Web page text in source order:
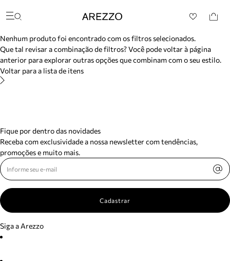
Buscar produtos
categorias sugeridas
Bota
Papete
Scarpin
Mocassim
Mule
Rasteira
Precisa de ajuda?
Meus pedidos
Arezzo
Nenhum produto foi encontrado com os filtros selecionados.
Que tal revisar a combinação de filtros? Você pode voltar à página
anterior para explorar outras opções que combinam com o seu estilo.
Voltar para a lista de itens
Fique por dentro das novidades
Receba com exclusividade a nossa newsletter com tendências,
promoções e muito mais.
Cadastrar
Siga a Arezzo